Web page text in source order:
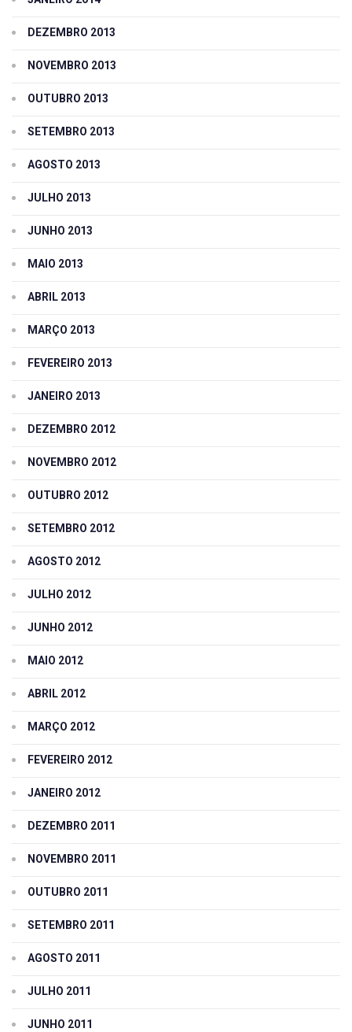
DEZEMBRO 2013
NOVEMBRO 2013
OUTUBRO 2013
SETEMBRO 2013
AGOSTO 2013
JULHO 2013
JUNHO 2013
MAIO 2013
ABRIL 2013
MARÇO 2013
FEVEREIRO 2013
JANEIRO 2013
DEZEMBRO 2012
NOVEMBRO 2012
OUTUBRO 2012
SETEMBRO 2012
AGOSTO 2012
JULHO 2012
JUNHO 2012
MAIO 2012
ABRIL 2012
MARÇO 2012
FEVEREIRO 2012
JANEIRO 2012
DEZEMBRO 2011
NOVEMBRO 2011
OUTUBRO 2011
SETEMBRO 2011
AGOSTO 2011
JULHO 2011
JUNHO 2011